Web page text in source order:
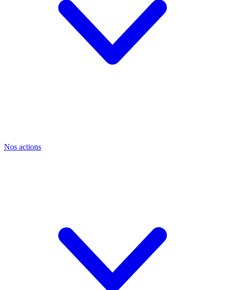
Nos actions